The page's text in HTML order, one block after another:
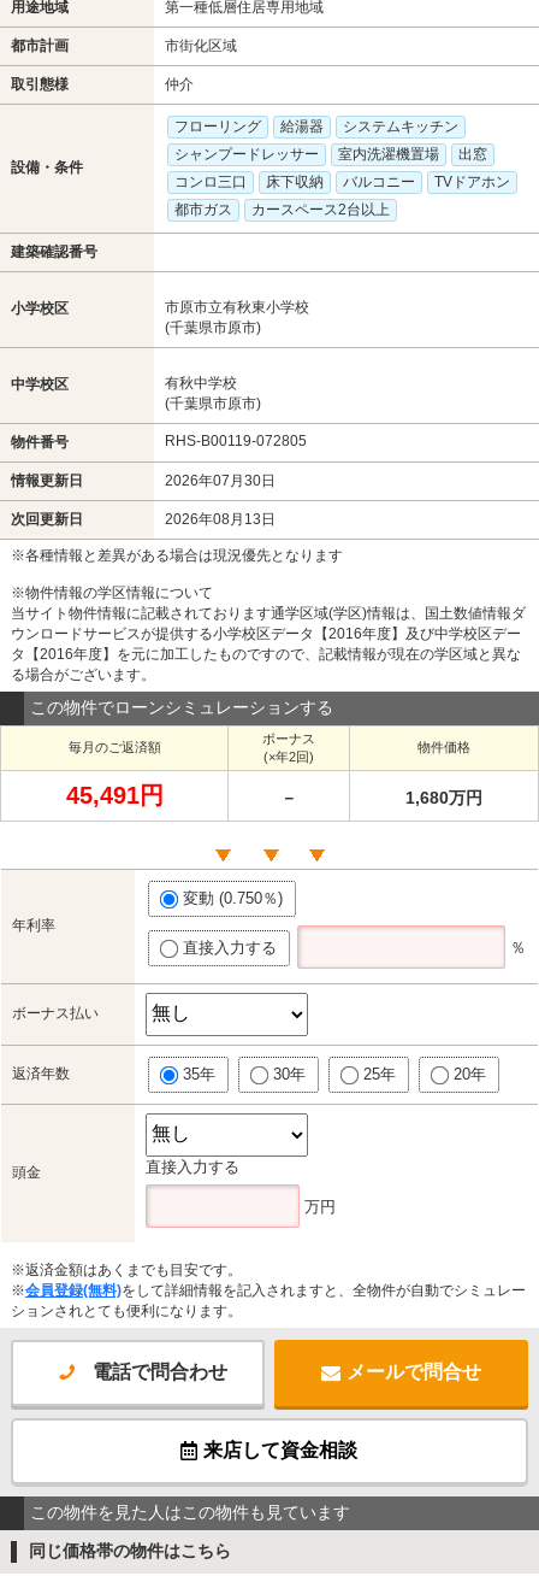
用途地域 第一種低層住居専用地域
都市計画 市街化区域
取引態様 仲介
設備・条件
フローリング 給湯器
システムキッチン
シャンプードレッサー
室内洗濯機置場
出窓
コンロ三口
床下収納 バルコニー
TVドアホン
都市ガス
カースペース2台以上
建築確認番号
小学校区
市原市立有秋東小学校
(千葉県市原市)
中学校区
有秋中学校
(千葉県市原市)
物件番号 RHS-B00119-072805
情報更新日 2026年07月30日
次回更新日 2026年08月13日
※各種情報と差異がある場合は現況優先となります
※物件情報の学区情報について
当サイト物件情報に記載されております通学区域(学区)情報は、国土数値情報ダ
ウンロードサービスが提供する小学校区データ【2016年度】及び中学校区デー
タ【2016年度】を元に加工したものですので、記載情報が現在の学区域と異な
る場合がございます。
この物件でローンシミュレーションする
毎月のご返済額
ボーナス
(×年2回)
物件価格
45,491円 － 1,680万円
年利率
変動 (0.750％)
直接入力する ％
ボーナス払い
返済年数 35年 30年 25年 20年
頭金 直接入力する
万円
※返済金額はあくまでも目安です。
※会員登録(無料)をして詳細情報を記入されますと、全物件が自動でシミュレー
ションされとても便利になります。
電話で問合わせ メールで問合せ
来店して資金相談
この物件を見た人はこの物件も見ています
同じ価格帯の物件はこちら